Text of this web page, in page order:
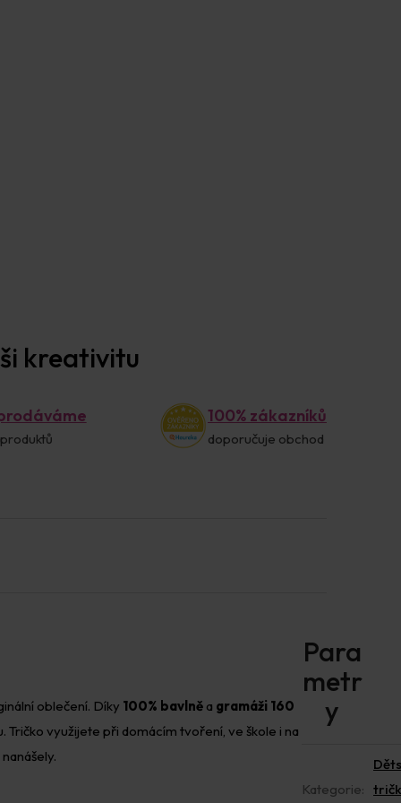
kreativitu
100% zákazníků
doporučuje obchod
oblečení. Díky 100% bavlně a gramáži 160
Tričko využijete při domácím tvoření, ve škole i na
Kategorie: